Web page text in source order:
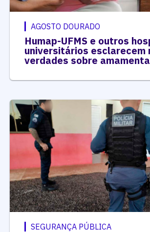
AGOSTO DOURADO
Humap-UFMS e outros
universitários esclarecem
verdades sobre
SEGURANÇA PÚBLICA